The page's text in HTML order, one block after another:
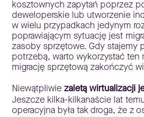
kosztownych zapytań poprzez
deweloperskie lub utworzenie
w wielu przypadkach jedynym
poprawiającym sytuację jest
zasoby sprzętowe. Gdy stajemy
potrzebą, warto wykorzystać ten
migrację sprzętową zakończyć
Niewątpliwie zaletą wirtualizacji
Jeszcze kilka-kilkanaście lat
operacyjna była tak droga, że z